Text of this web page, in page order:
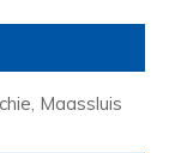
Maassluis